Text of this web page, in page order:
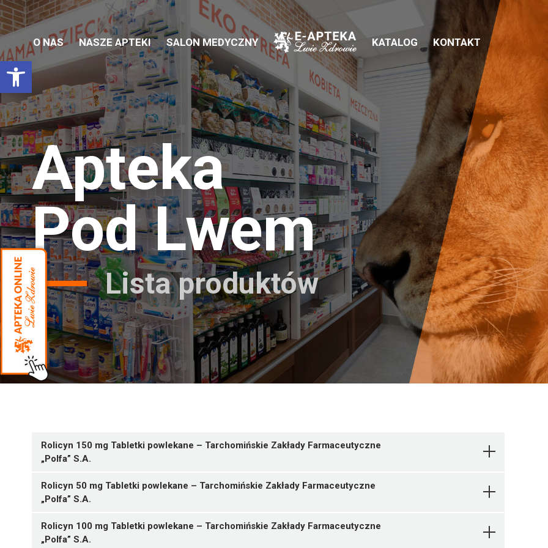
Otwórz pasek narzędzi
O NAS NASZE APTEKI SALON MEDYCZNY KATALOG KONTAKT
Apteka
Pod Lwem
Lista produktów
Rolicyn 150 mg Tabletki powlekane – Tarchomińskie Zakłady Farmaceutyczne
„Polfa” S.A.
Rolicyn 50 mg Tabletki powlekane – Tarchomińskie Zakłady Farmaceutyczne
„Polfa” S.A.
Rolicyn 100 mg Tabletki powlekane – Tarchomińskie Zakłady Farmaceutyczne
„Polfa” S.A.